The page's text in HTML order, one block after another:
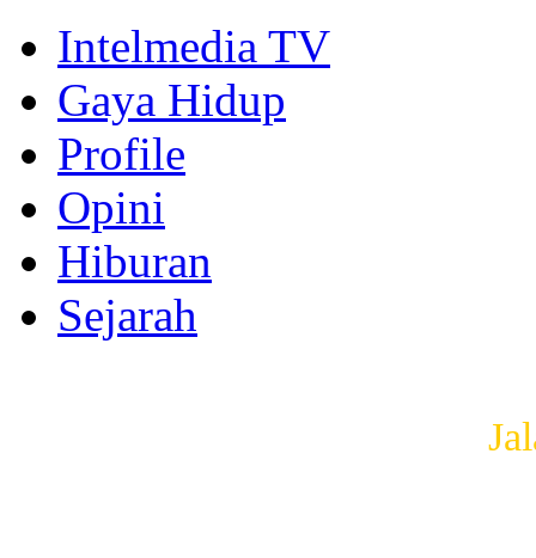
Intelmedia TV
Gaya Hidup
Profile
Opini
Hiburan
Sejarah